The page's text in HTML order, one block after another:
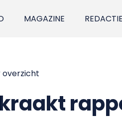
MAGAZINE REDACTIE
overzicht
kraakt